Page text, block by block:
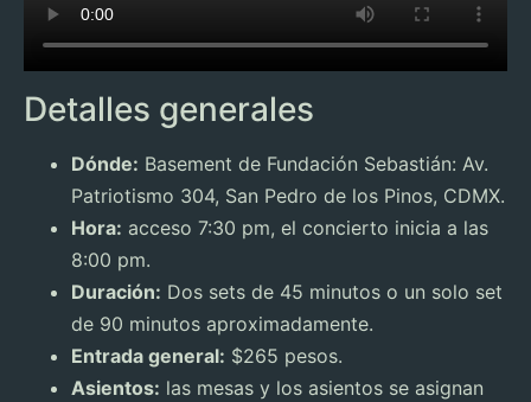
Detalles generales
Dónde: Basement de Fundación Sebastián: Av.
Patriotismo 304, San Pedro de los Pinos, CDMX.
Hora: acceso 7:30 pm, el concierto inicia a las
8:00 pm.
Duración: Dos sets de 45 minutos o un solo set
de 90 minutos aproximadamente.
Entrada general: $265 pesos.
Asientos: las mesas y los asientos se asignan